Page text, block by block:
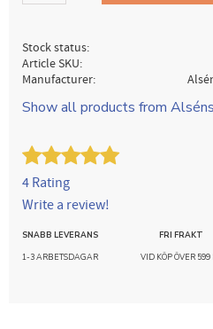
Stock status
Article SKU
Manufacturer
Show all products from
4 Rating
Write a review!
SNABB LEVERANS
1-3 ARBETSDAGAR
FRI FRAKT
VID KÖP ÖVER 599